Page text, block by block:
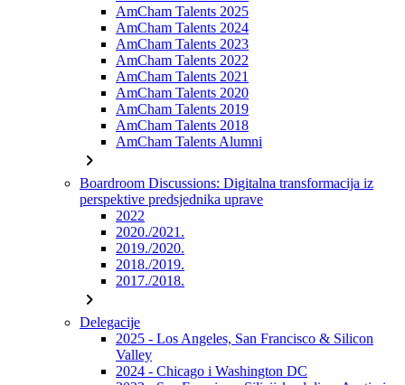
AmCham Talents 2025
AmCham Talents 2024
AmCham Talents 2023
AmCham Talents 2022
AmCham Talents 2021
AmCham Talents 2020
AmCham Talents 2019
AmCham Talents 2018
AmCham Talents Alumni
chevron_right
Boardroom Discussions: Digitalna transformacija iz
perspektive predsjednika uprave
2022
2020./2021.
2019./2020.
2018./2019.
2017./2018.
chevron_right
Delegacije
2025 - Los Angeles, San Francisco & Silicon
Valley
2024 - Chicago i Washington DC